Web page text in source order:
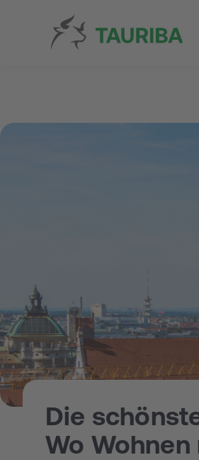
Die
Wo